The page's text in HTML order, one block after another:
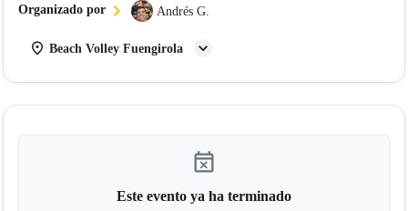
Organizado por Andrés G.
Beach Volley Fuengirola
event_busy
Este evento ya ha terminado